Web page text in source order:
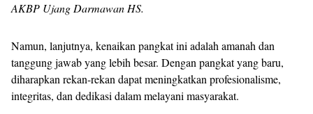
AKBP Ujang Darmawan HS.
Namun, lanjutnya, kenaikan pangkat ini adalah amanah dan
tanggung jawab yang lebih besar. Dengan pangkat yang baru,
diharapkan rekan-rekan dapat meningkatkan profesionalisme,
integritas, dan dedikasi dalam melayani masyarakat.